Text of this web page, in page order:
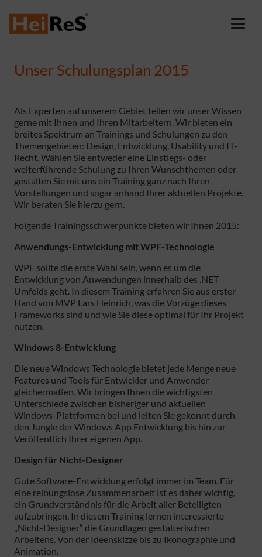
Unser Schulungsplan 2015
Als Experten auf unserem Gebiet teilen wir unser Wissen
gerne mit Ihnen und Ihren Mitarbeitern. Wir bieten ein
breites Spektrum an Trainings und Schulungen zu den
Themengebieten: Design, Entwicklung, Usability und IT-
Recht. Wählen Sie entweder eine Einstiegs- oder
weiterführende Schulung zu Ihren Wunschthemen oder
gestalten Sie mit uns ein Training ganz nach Ihren
Vorstellungen und sogar anhand Ihrer aktuellen Projekte.
Wir beraten Sie hierzu gern.
Folgende Trainingsschwerpunkte bieten wir Ihnen 2015:
Anwendungs-Entwicklung mit WPF-Technologie
WPF sollte die erste Wahl sein, wenn es um die
Entwicklung von Anwendungen innerhalb des .NET
Umfelds geht. In diesem Training erfahren Sie aus erster
Hand von MVP Lars Heinrich, was die Vorzüge dieses
Frameworks sind und wie Sie diese optimal für Ihr Projekt
nutzen.
Windows 8-Entwicklung
Die neue Windows Technologie bietet jede Menge neue
Features und Tools für Entwickler und Anwender
gleichermaßen. Wir bringen Ihnen die wichtigsten
Unterschiede zwischen bisheriger und aktuellen
Windows-Plattformen bei und leiten Sie gekonnt durch
den Jungle der Windows App Entwicklung bis hin zur
Veröffentlich Ihrer eigenen App.
Design für Nicht-Designer
Gute Software-Entwicklung erfolgt immer im Team. Für
eine reibungslose Zusammenarbeit ist es daher wichtig,
ein Grundverständnis für die Arbeit aller Beteiligten
aufzubringen. In diesem Training lernen interessierte
„Nicht-Designer“ die Grundlagen gestalterischen
Arbeitens. Von der Ideenskizze bis zu Ikonographie und
Animation.